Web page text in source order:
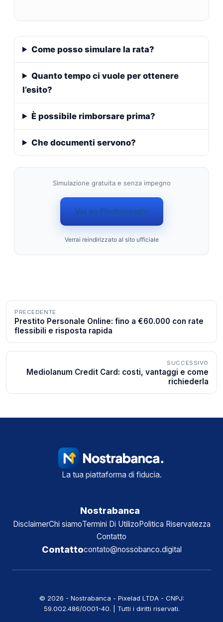
Come posso simulare la rata?
Quanto tempo ci vuole per ottenere
l’esito?
È possibile rimborsare prima?
Che documenti servono?
Simulazione gratuita e senza impegno
Vai su Findomestic
Verrai reindirizzato al sito ufficiale
Navigazione
articoli
PRECEDENTE
Prestito Personale Online: fino a €60.000 con rate
flessibili e risposta rapida
SUCCESSIVO
Mediolanum Credit Card: costi, vantaggi e come
richiederla
La tua piattaforma di fiducia.
Nostrabanca
DisclaimerChi siamoTermini Di UtilizoPolitica Riservatezza
Contatto
Contattocontato@nossobanco.digital
© 2026 - Nostrabanca - Pixelad LTDA - CNPJ:
59.002.486/0001-40. | Tutti i diritti riservati.